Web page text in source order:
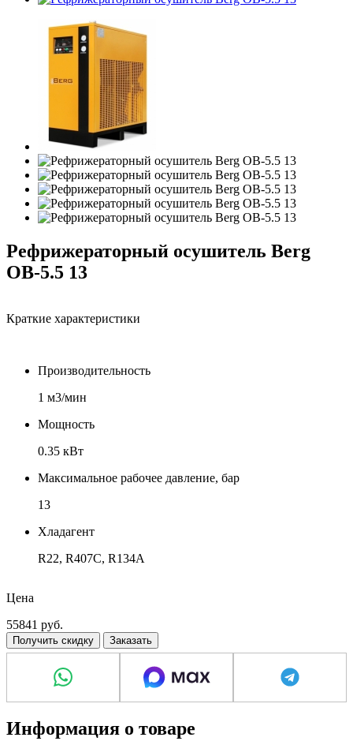
Рефрижераторный осушитель Berg
OB-5.5 13
Краткие характеристики
Производительность
1 м3/мин
Мощность
0.35 кВт
Максимальное рабочее давление, бар
13
Хладагент
R22, R407C, R134A
Цена
55841 руб.
Получить скидку Заказать
Информация о товаре